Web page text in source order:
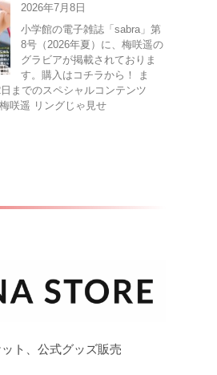
2026年7月8日
小学館の電子雑誌「sabra」第
8号（2026年夏）に、梅咲遥の
グラビアが掲載されておりま
す。購入はコチラから！ ま
までのスペシャルコンテンツ
咲遥 リングじゃ見せ
ト、公式グッズ販売